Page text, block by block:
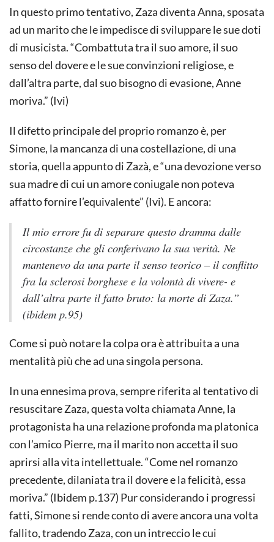
In questo primo tentativo, Zaza diventa Anna, sposata
ad un marito che le impedisce di sviluppare le sue doti
di musicista. “Combattuta tra il suo amore, il suo
senso del dovere e le sue convinzioni religiose, e
dall’altra parte, dal suo bisogno di evasione, Anne
moriva.” (Ivi)
Il difetto principale del proprio romanzo è, per
Simone, la mancanza di una costellazione, di una
storia, quella appunto di Zazà, e “una devozione verso
sua madre di cui un amore coniugale non poteva
affatto fornire l’equivalente” (Ivi). E ancora:
Il mio errore fu di separare questo dramma dalle
circostanze che gli conferivano la sua verità. Ne
mantenevo da una parte il senso teorico – il conflitto
fra la sclerosi borghese e la volontà di vivere- e
dall’altra parte il fatto bruto: la morte di Zaza.”
(ibidem p.95)
Come si può notare la colpa ora è attribuita a una
mentalità più che ad una singola persona.
In una ennesima prova, sempre riferita al tentativo di
resuscitare Zaza, questa volta chiamata Anne, la
protagonista ha una relazione profonda ma platonica
con l’amico Pierre, ma il marito non accetta il suo
aprirsi alla vita intellettuale. “Come nel romanzo
precedente, dilaniata tra il dovere e la felicità, essa
moriva.” (Ibidem p.137) Pur considerando i progressi
fatti, Simone si rende conto di avere ancora una volta
fallito, tradendo Zaza, con un intreccio le cui